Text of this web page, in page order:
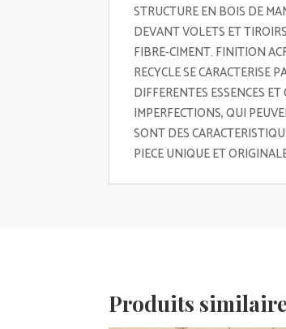
STRUCTURE EN BOIS DE
DEVANT VOLETS ET
FIBRE-CIMENT. FINITION
RECYCLE SE CARACTERISE
DIFFERENTES ESSENCES
IMPERFECTIONS, QUI
SONT DES
PIECE UNIQUE ET
Produits